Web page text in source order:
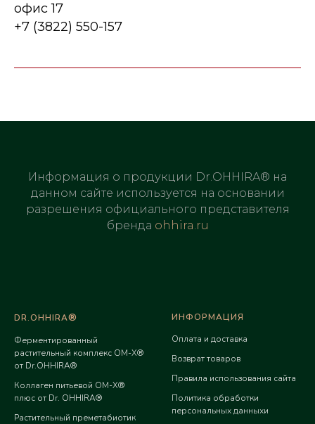
офис 17
+7 (3822) 550-157
Информация о продукции Dr.OHHIRA® на
данном сайте используется на основании
разрешения официального представителя
бренда ohhira.ru
DR.OHHIRA®
Ферментированный
растительный комплекс OM-X®
от Dr.OHHIRA®
Коллаген питьевой ОМ-Х®
плюс от Dr. OHHIRA®
Растительный преметабиотик
ИНФОРМАЦИЯ
Оплата и доставка
Возврат товаров
Правила использования сайта
Политика обработки
персональных данныхи